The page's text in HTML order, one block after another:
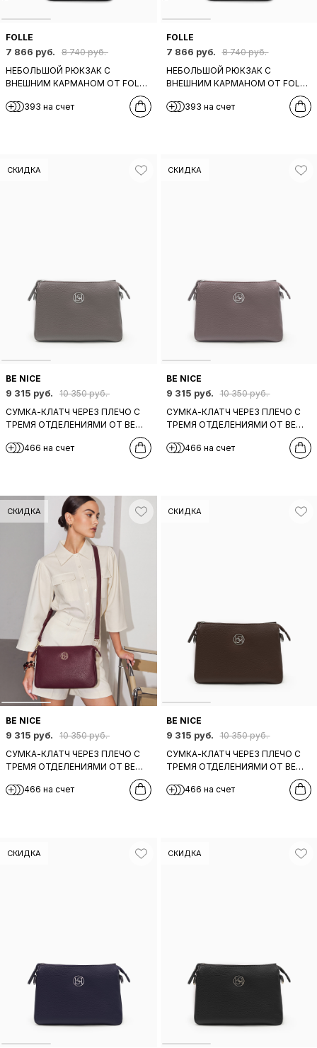
FOLLE
7 866 руб.
8 740 руб.
НЕБОЛЬШОЙ РЮКЗАК С
ВНЕШНИМ КАРМАНОМ ОТ FOLLE
СИНЕЙ КОЖИ
393 на счет
FOLLE
7 866 руб.
8 740 руб.
НЕБОЛЬШОЙ РЮКЗАК С
ВНЕШНИМ КАРМАНОМ ОТ FOLLE
КОЖИ393 на счет
СКИДКА
BE NICE
9 315 руб.
10 350 руб.
СУМКА-КЛАТЧ ЧЕРЕЗ ПЛЕЧО С
ТРЕМЯ ОТДЕЛЕНИЯМИ ОТ BE
NICE ИЗ НАТУРАЛЬНОЙ КОЖИ
СЕРОГО ОТТЕНКА
466 на счет
СКИДКА
BE NICE
9 315 руб.
10 350 руб.
СУМКА-КЛАТЧ ЧЕРЕЗ ПЛЕЧО С
ТРЕМЯ ОТДЕЛЕНИЯМИ ОТ BE
NICE ИЗ НАТУРАЛЬНОЙ БЕЖЕВО-
СЕРОЙ КОЖИ
466 на счет
СКИДКА
BE NICE
9 315 руб.
10 350 руб.
СУМКА-КЛАТЧ ЧЕРЕЗ ПЛЕЧО С
ТРЕМЯ ОТДЕЛЕНИЯМИ ОТ BE
БОРДОВОЙ КОЖИ
466 на счет
СКИДКА
BE NICE
9 315 руб.
10 350 руб.
СУМКА-КЛАТЧ ЧЕРЕЗ ПЛЕЧО С
ТРЕМЯ ОТДЕЛЕНИЯМИ ОТ BE
КОРИЧНЕВОЙ КОЖИ
466 на счет
СКИДКА СКИДКА